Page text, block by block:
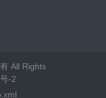
All Rights
-2